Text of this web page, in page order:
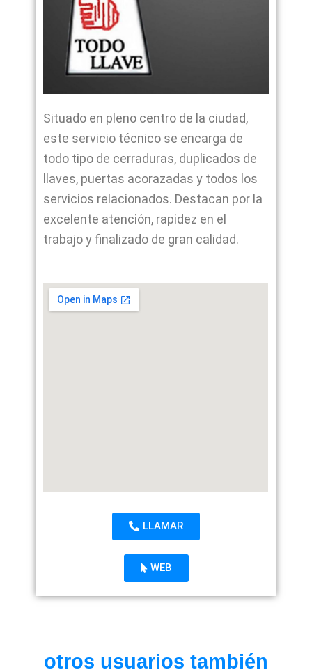
Situado en pleno centro de la ciudad,
este servicio técnico se encarga de
todo tipo de cerraduras, duplicados de
llaves, puertas acorazadas y todos los
servicios relacionados. Destacan por la
excelente atención, rapidez en el
trabajo y finalizado de gran calidad.
LLAMAR
WEB
otros usuarios también